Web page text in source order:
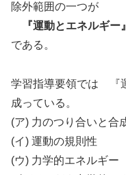
除外範囲の一つが
『運動とエネルギー
である。
学習指導要領では 『
成っている。
(ア) 力のつり合いと合
(イ) 運動の規則性
(ウ) 力学的エネルギー